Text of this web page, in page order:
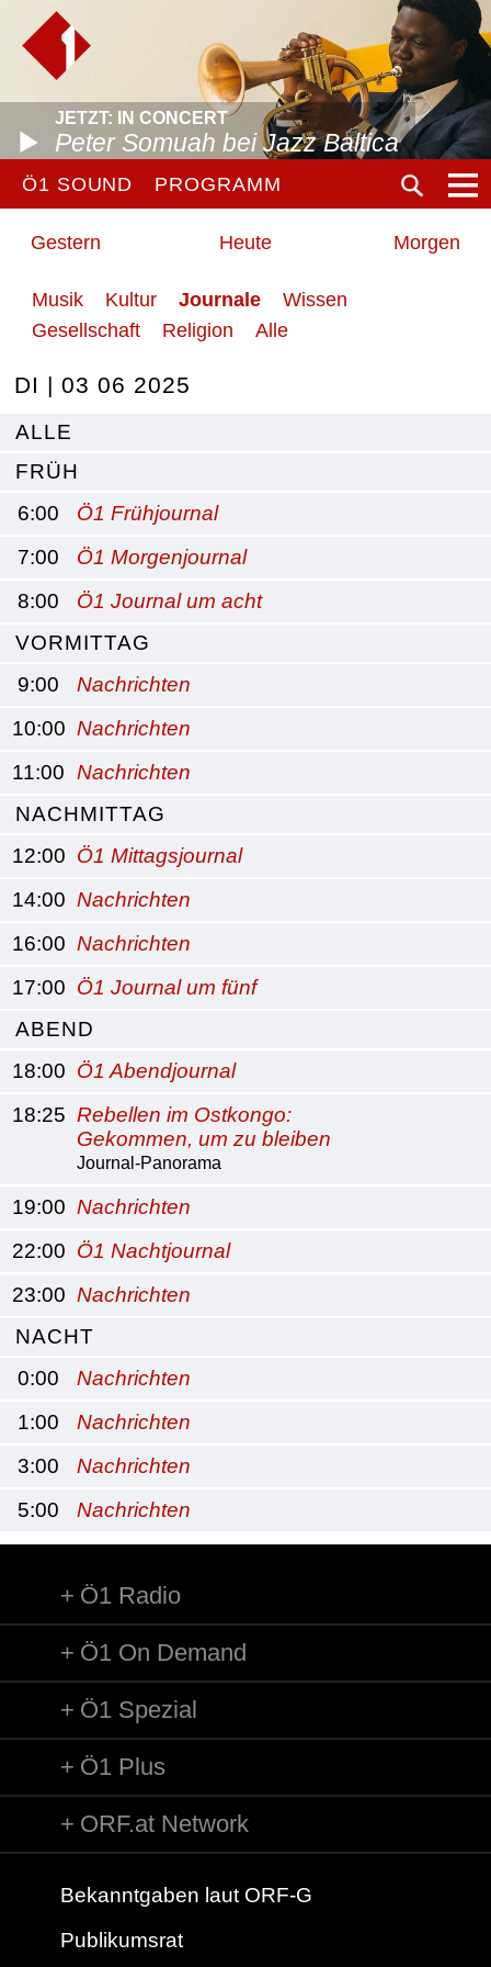
JETZT: IN CONCERT
Peter Somuah bei Jazz Baltica
Ö1 SOUND PROGRAMM
Gestern Heute Morgen
Musik Kultur Journale
Wissen
Gesellschaft
Religion Alle
DI | 03 06 2025
ALLE
FRÜH
6:00
Ö1 Frühjournal
7:00
Ö1 Morgenjournal
8:00
Ö1 Journal um acht
VORMITTAG
9:00
Nachrichten
10:00 Nachrichten
11:00 Nachrichten
NACHMITTAG
12:00 Ö1 Mittagsjournal
14:00 Nachrichten
16:00 Nachrichten
17:00 Ö1 Journal um fünf
ABEND
18:00 Ö1 Abendjournal
18:25 Rebellen im Ostkongo:
Gekommen, um zu bleiben
Journal-Panorama
19:00 Nachrichten
22:00 Ö1 Nachtjournal
23:00 Nachrichten
NACHT
0:00
Nachrichten
1:00
Nachrichten
3:00
Nachrichten
5:00
Nachrichten
Ö1 Radio
Ö1 On Demand
Ö1 Spezial
Ö1 Plus
ORF.at Network
Bekanntgaben laut ORF-G
Publikumsrat